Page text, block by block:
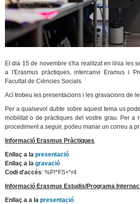
El dia 15 de novembre s'ha realitzat en línia les
a l'Erasmus pràctiques, intercanvi Eramus i
Facultat de Ciències Socials.
Ací trobeu les presentacions i les gravacions de
Per a qualsevol dubte sobre aquest tema us
mobilitat o de pràctiques del vostre grau. Per a
procediment a seguir, podeu manar un correu a
Informació Erasmus Pràctiques
Enllaç a lapresentació
Enllaç a lagravació
Codi d'accés: %P!*FS+*r4
Informació Erasmus Estudis/Programa
Enllaç a a lapresentació